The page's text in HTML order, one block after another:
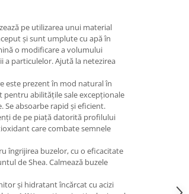
pe utilizarea unui material
și sunt umplute cu apă în
o modificare a volumului
particulelor. Ajută la netezirea
este prezent în mod natural în
pentru abilitățile sale excepționale
Se absoarbe rapid și eficient.
de pe piață datorită profilului
care combate semnele
îngrijirea buzelor, cu o eficacitate
de Shea. Calmează buzele
și hidratant încărcat cu acizi